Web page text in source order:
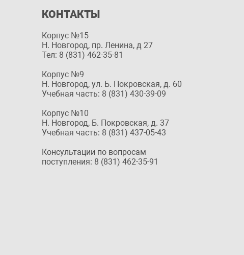
КОНТАКТЫ
Корпус №15
Н. Новгород, пр. Ленина, д 27
Тел: 8 (831) 462-35-81
Корпус №9
Н. Новгород, ул. Б. Покровская, д. 60
Учебная часть: 8 (831) 430-39-09
Корпус №10
Н. Новгород, Б. Покровская, д. 37
Учебная часть: 8 (831) 437-05-43
Консультации по вопросам
поступления: 8 (831) 462-35-91